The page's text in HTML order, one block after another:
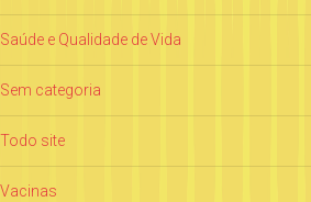
Saúde e Qualidade de Vida
Sem categoria
Todo site
Vacinas